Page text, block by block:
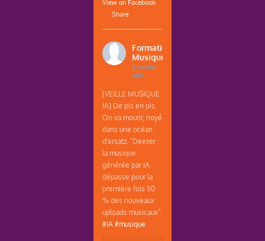
View on Facebook
·
Share
Formations
Musique
3 weeks
ago
[VEILLE MUSIQUE
IA] De pis en pis.
On va mourir, noyé
dans une océan
d'ersatz. "Deezer :
la musique
générée par IA
dépasse pour la
première fois 50
% des nouveaux
uploads musicaux".
#IA #musique